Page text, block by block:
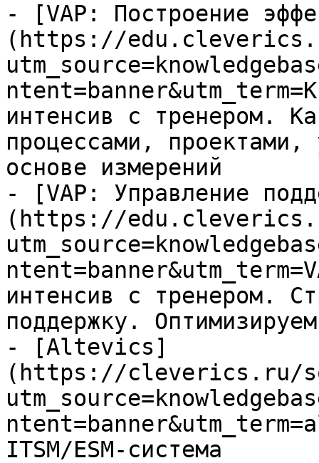
- [VAP: Построение
(https://
интенсив с тренером.
процессами, проектами,
основе измерений
- [VAP: Управление
(https://
интенсив с тренером.
поддержку.
- [Altevics]
(https://cleverics.ru/
ITSM/ESM-система